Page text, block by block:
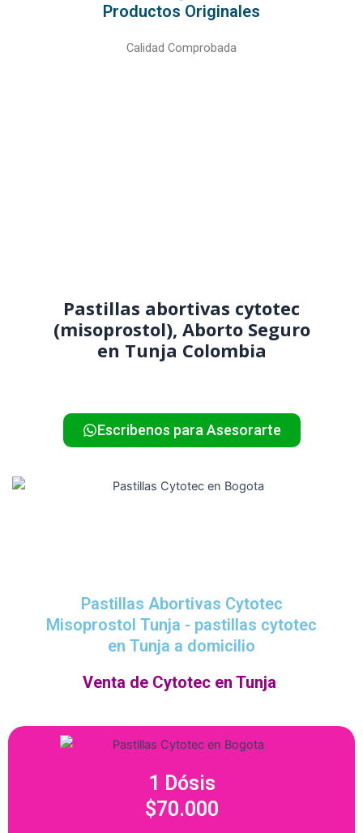
Productos Originales
Calidad Comprobada
Pastillas abortivas cytotec
(misoprostol), Aborto Seguro
en Tunja Colombia
Escribenos para Asesorarte
Pastillas Abortivas Cytotec
Misoprostol Tunja - pastillas cytotec
en Tunja a domicilio
Venta de Cytotec en Tunja
1 Dósis
$70.000